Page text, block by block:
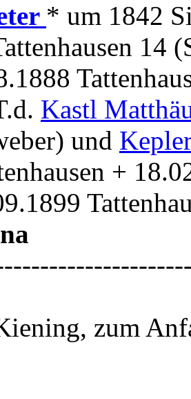
* um 1842
14
Kastl
und
+
zum